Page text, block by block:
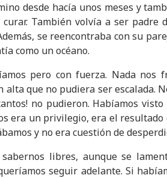
desde hacía unos meses y
También volvía a ser padre
se reencontraba con su
como un océano.
pero con fuerza. Nada nos
que no pudiera ser escalada.
no pudieron. Habíamos
era un privilegio, era el
y no era cuestión de
libres, aunque se
seguir adelante. Si